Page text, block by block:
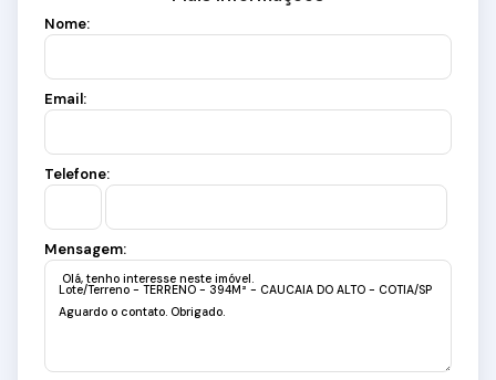
Nome:
Email:
Telefone:
Mensagem: